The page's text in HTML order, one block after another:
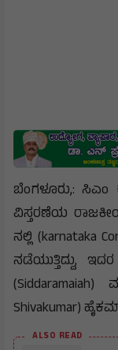
ಬೆಂಗಳೂರು,: ಸಿಎಂ
ವಿಸ್ತರಣೆಯ
ನಲ್ಲಿ (karnataka
ನಡೆಯುತ್ತಿದ್ದು,
Shivakumar)
ALSO READ